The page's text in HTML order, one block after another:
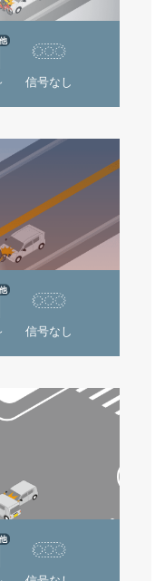
他
信号なし
他
信号なし
他